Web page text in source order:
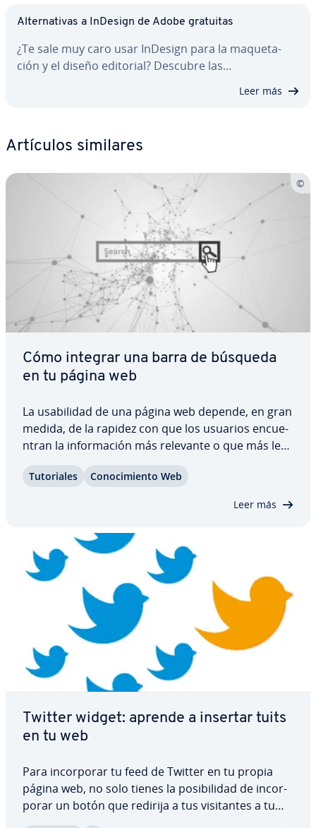
Al­te­r­na­ti­vas a InDesign de Adobe gratuitas
¿Te sale muy caro usar InDesign para la ma­que­ta­
ción y el diseño editorial? Descubre las…
Leer más
Artículos similares
Cómo integrar una barra de búsqueda
en tu página web
La usa­bi­li­dad de una página web depende, en gran
medida, de la rapidez con que los usuarios en­cue­
n­tran la in­fo­r­ma­ción más relevante o que más les
medio de palabras clave forma parte de las
Tu­to­ria­les Co­no­ci­mie­n­to Web
Leer más
Twitter widget: aprende a insertar tuits
en tu web
Para in­co­r­po­rar tu feed de Twitter en tu propia
página web, no solo tienes la po­si­bi­li­dad de in­co­r­
po­rar un botón que redirija a tus vi­si­ta­n­tes a tu